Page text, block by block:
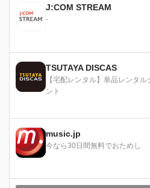
J:COM STREAM
-
TSUTAYA DISCAS
【宅配レンタル】単品レンタ
ント
music.jp
今なら30日間無料でおためし